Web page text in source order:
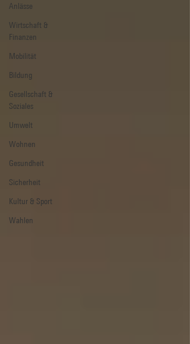
Anlässe
Wirtschaft &
Finanzen
Mobilität
Bildung
Gesellschaft &
Soziales
Umwelt
Wohnen
Gesundheit
Sicherheit
Kultur & Sport
Wahlen